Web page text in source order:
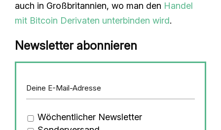
auch in Großbritannien, wo man den Handel
mit Bitcoin Derivaten unterbinden wird.
Newsletter abonnieren
Wöchentlicher Newsletter